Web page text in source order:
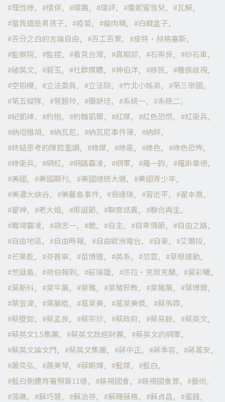
理性綠
環保 環團 環評 瓊妮蜜雪兒
瓦解
當我還是男孩子
疫苗 瘦肉精
白癡盒子
百分之白的言論自由
百工百業
皮特·赫格塞斯
監察院
監控 看見台灣 真相部 石崇良
砂石車
破英文
碧玉 社群媒體 神伯洋 移民
種族歧視
空拍機
立法委員 立法院 竹北小姊弟
第三帝國
第五縱隊
管碧玲 簡舒培 系統一
系統二
紀凱峰
約炮 約翰凱爾 紅媒 紅色恐慌
紅衛兵
納坦雅胡
納瓦尼 納瓦尼事件簿
納粹
終結思考的陳腔濫調
綠媒 綠能 綠色
綠色恐怖
綠衛兵
網紅 網路霸凌 網軍 羅一鈞
羅訴韋德
美國
美國期刊 美國總統大選
美國青少年
美濃大峽谷
美麗島事件 翁達瑞 習近平
翟本喬
翟神
老大姐 耶誕節 聊齋誌異
聯合再生
職場霸凌
胡忠一 脆 自主 自卑情節
自由之路
自由地區
自由時報 自由歐洲電台 自豪
艾爾段
芒果乾
芬普寧 苗博雅 英系 范雲
草根運動
荒誕島
荷伯報到 莊瑞雄 莎拉·克勞克蘭
莫彩曦
莫斯科
萊牛黨 萊豬 萊豬邪教 萊豬黨
葉博爾
葉宜津
葉展皓 葛萊美 葛萊美獎
蔡侑霖
蔡壁如
蔡孟良 蔡宗珍 蔡政府 蔡易餘
蔡英文
蔡英文1.5集團
蔡英文政經財團
蔡英文的網軍
蔡英文論文門
蔡英文集團 蔣中正 蔣季容
蔣萬安
蕭奕弘
蕭美琴 薛朝輝 藍媒
藍白
藍白刪體育署預算11億
藐視國會 藐視國會罪
藝術
藻礁
蘇巧慧 蘇治芬 蘇珊薇格 蘇貞昌
蜜餞